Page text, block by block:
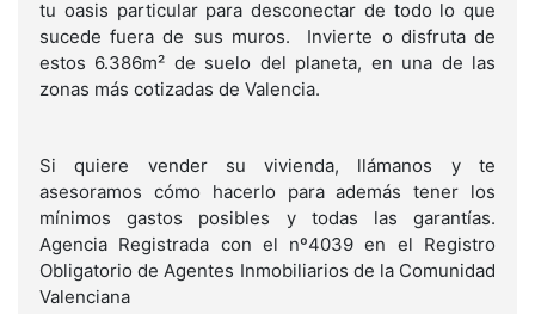
tu oasis particular para desconectar de todo lo que
sucede fuera de sus muros. Invierte o disfruta de
estos 6.386m² de suelo del planeta, en una de las
zonas más cotizadas de Valencia.
Si quiere vender su vivienda, llámanos y te
asesoramos cómo hacerlo para además tener los
mínimos gastos posibles y todas las garantías.
Agencia Registrada con el nº4039 en el Registro
Obligatorio de Agentes Inmobiliarios de la Comunidad
Valenciana